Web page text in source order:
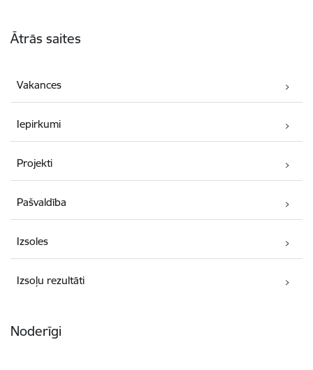
Ātrās saites
Vakances
Iepirkumi
Projekti
Pašvaldība
Izsoles
Izsoļu rezultāti
Noderīgi